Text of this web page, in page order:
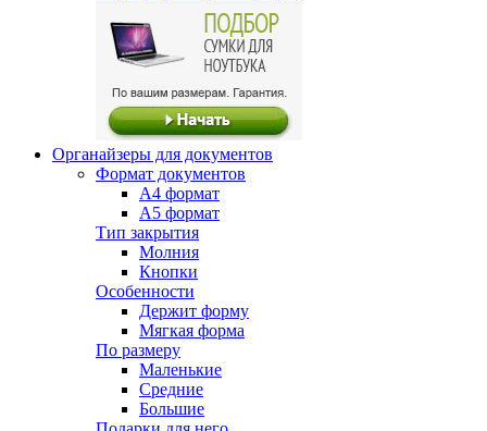
Органайзеры для документов
Формат документов
А4 формат
А5 формат
Тип закрытия
Молния
Кнопки
Особенности
Держит форму
Мягкая форма
По размеру
Маленькие
Средние
Большие